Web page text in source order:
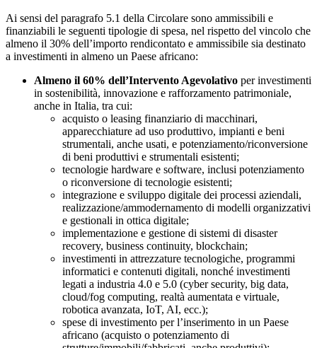
Ai sensi del paragrafo 5.1 della Circolare sono ammissibili e
finanziabili le seguenti tipologie di spesa, nel rispetto del vincolo che
almeno il 30% dell’importo rendicontato e ammissibile sia destinato
a investimenti in almeno un Paese africano:
Almeno il 60% dell’Intervento Agevolativo per investimenti
in sostenibilità, innovazione e rafforzamento patrimoniale,
anche in Italia, tra cui:
acquisto o leasing finanziario di macchinari,
apparecchiature ad uso produttivo, impianti e beni
strumentali, anche usati, e potenziamento/riconversione
di beni produttivi e strumentali esistenti;
tecnologie hardware e software, inclusi potenziamento
o riconversione di tecnologie esistenti;
integrazione e sviluppo digitale dei processi aziendali,
realizzazione/ammodernamento di modelli organizzativi
e gestionali in ottica digitale;
implementazione e gestione di sistemi di disaster
recovery, business continuity, blockchain;
investimenti in attrezzature tecnologiche, programmi
informatici e contenuti digitali, nonché investimenti
legati a industria 4.0 e 5.0 (cyber security, big data,
cloud/fog computing, realtà aumentata e virtuale,
robotica avanzata, IoT, AI, ecc.);
spese di investimento per l’inserimento in un Paese
africano (acquisto o potenziamento di